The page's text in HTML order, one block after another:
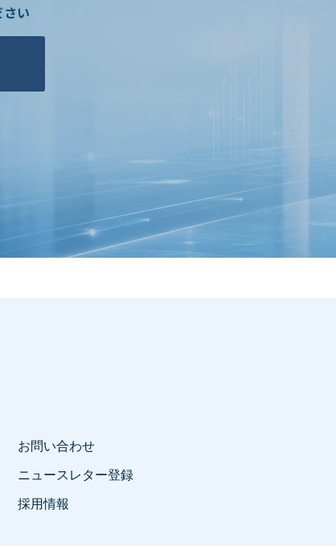
い
お問い合わせ
ニュースレター登録
採用情報